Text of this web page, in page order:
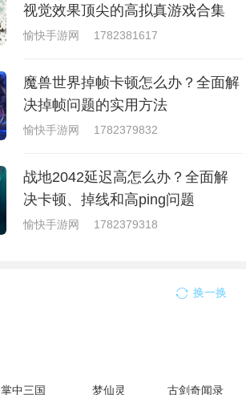
视觉效果顶尖的高拟真游戏合集
愉快手游网 1782381617
魔兽世界掉帧卡顿怎么办？全面解
决掉帧问题的实用方法
愉快手游网 1782379832
战地2042延迟高怎么办？全面解
决卡顿、掉线和高ping问题
愉快手游网 1782379318
换一换
掌中三国 梦仙灵 古剑奇闻录